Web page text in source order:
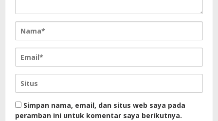
Simpan nama, email, dan situs web saya pada
peramban ini untuk komentar saya berikutnya.